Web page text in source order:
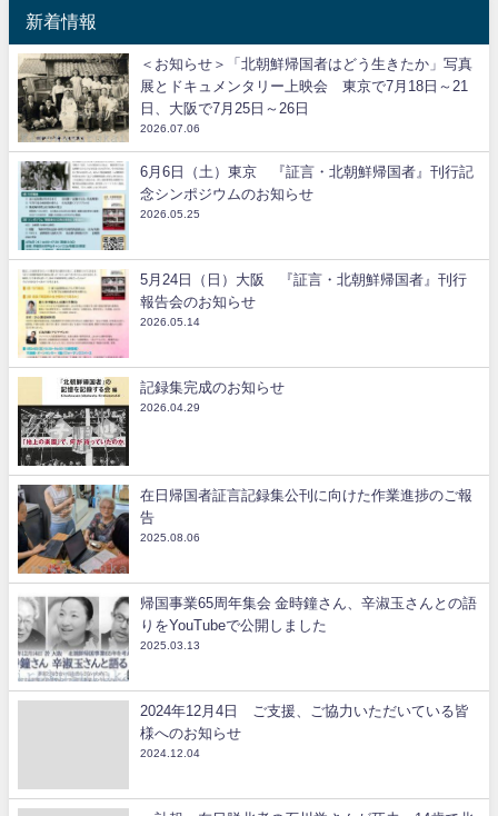
新着情報
＜お知らせ＞「北朝鮮帰国者はどう生きたか」写真
展とドキュメンタリー上映会 東京で7月18日～21
日、大阪で7月25日～26日
2026.07.06
6月6日（土）東京 『証言・北朝鮮帰国者』刊行記
念シンポジウムのお知らせ
2026.05.25
5月24日（日）大阪 『証言・北朝鮮帰国者』刊行
報告会のお知らせ
2026.05.14
記録集完成のお知らせ
2026.04.29
在日帰国者証言記録集公刊に向けた作業進捗のご報
告
2025.08.06
帰国事業65周年集会 金時鐘さん、辛淑玉さんとの語
りをYouTubeで公開しました
2025.03.13
2024年12月4日 ご支援、ご協力いただいている皆
様へのお知らせ
2024.12.04